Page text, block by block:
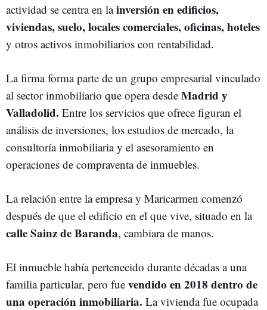
actividad se centra en lainversión en edificios,
viviendas, suelo, locales comerciales, oficinas, hoteles
y otros activos inmobiliarios con rentabilidad.
La firma forma parte de un grupo empresarial vinculado
al sector inmobiliario que opera desde Madrid y
Valladolid. Entre los servicios que ofrece figuran el
análisis de inversiones, los estudios de mercado, la
consultoría inmobiliaria y el asesoramiento en
operaciones de compraventa de inmuebles.
La relación entre la empresa y Maricarmen comenzó
después de que el edificio en el que vive, situado en la
calle Sainz de Baranda, cambiara de manos.
El inmueble había pertenecido durante décadas a una
familia particular, pero fue vendido en 2018 dentro de
una operación inmobiliaria. La vivienda fue ocupada